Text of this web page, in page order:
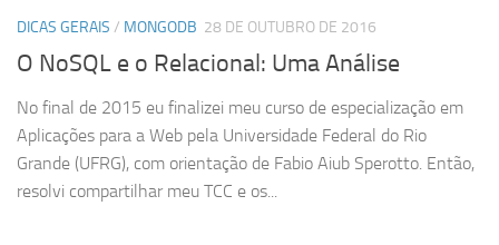
DICAS GERAIS / MONGODB 28 DE OUTUBRO DE 2016
O NoSQL e o Relacional: Uma Análise
No final de 2015 eu finalizei meu curso de especialização em
Aplicações para a Web pela Universidade Federal do Rio
Grande (UFRG), com orientação de Fabio Aiub Sperotto. Então,
resolvi compartilhar meu TCC e os...